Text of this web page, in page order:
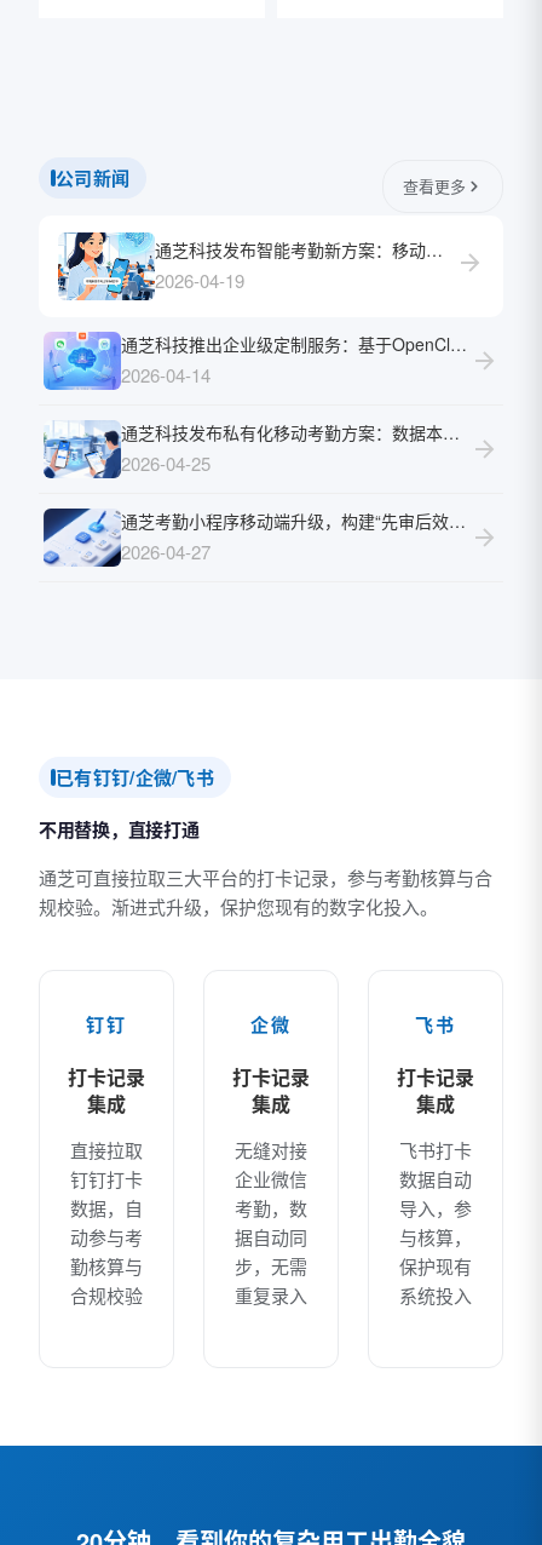
公司新闻 查看更多
通芝科技发布智能考勤新方案：移动端接入AI大模型，“说句话”就能打卡、请假、查考勤
2026-04-19
通芝科技推出企业级定制服务：基于OpenClaw的自动化考勤集成项目，助力企业实现微信/飞书/钉钉自然语言交互考勤
2026-04-14
通芝科技发布私有化移动考勤方案：数据本地存储，全终端赋能企业敏捷管理
2026-04-25
通芝考勤小程序移动端升级，构建“先审后效、随时撤回”的精细化申请审批闭环
2026-04-27
已有钉钉/企微/飞书
不用替换，直接打通
通芝可直接拉取三大平台的打卡记录，参与考勤核算与合
规校验。渐进式升级，保护您现有的数字化投入。
钉钉
打卡记录
集成
直接拉取
钉钉打卡
数据，自
动参与考
勤核算与
合规校验
企微
打卡记录
集成
无缝对接
企业微信
考勤，数
据自动同
步，无需
重复录入
飞书
打卡记录
集成
飞书打卡
数据自动
导入，参
与核算，
保护现有
系统投入